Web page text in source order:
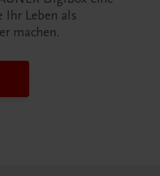
Ihr Leben als
machen.